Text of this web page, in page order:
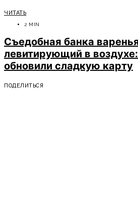
ЧИТАТЬ
2 MIN
Съедобная банка
левитирующий в
обновили сладкую карту
ПОДЕЛИТЬСЯ